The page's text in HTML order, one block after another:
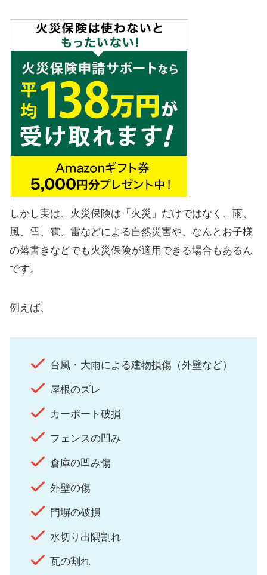
しかし実は、火災保険は「火災」だけではなく、雨、
風、雪、雹、雷などによる自然災害や、なんとお子様
の落書きなどでも火災保険が適用できる場合もあるん
です。
例えば、
台風・大雨による建物損傷（外壁など）
屋根のズレ
カーポート破損
フェンスの凹み
倉庫の凹み傷
外壁の傷
門塀の破損
水切り出隅割れ
瓦の割れ